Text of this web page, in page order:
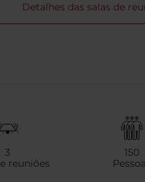
Detalhes das salas de
3
reuniões
150